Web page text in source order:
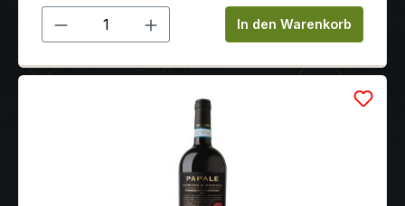
Produkt Anzahl: Gib denIn den Warenkorb